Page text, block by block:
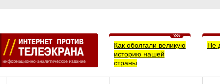
Как оболгали великую
историю нашей
страны
Не